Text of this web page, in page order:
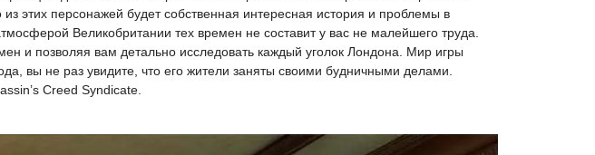
этих персонажей будет собственная интересная история и проблемы в
Великобритании тех времен не составит у вас не малейшего труда.
и позволяя вам детально исследовать каждый уголок Лондона. Мир игры
вы не раз увидите, что его жители заняты своими будничными делами.
Creed Syndicate.